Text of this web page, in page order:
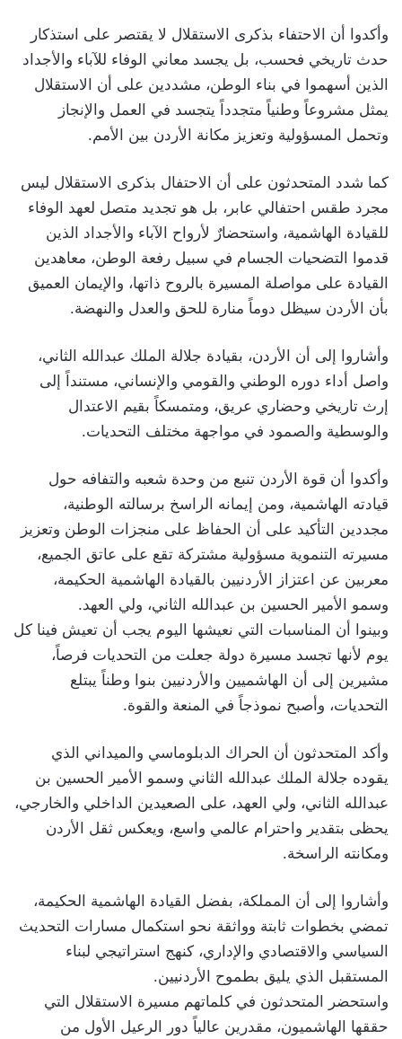
وأكدوا أن الاحتفاء بذكرى الاستقلال لا يقتصر على استذكار
حدث تاريخي فحسب، بل يجسد معاني الوفاء للآباء والأجداد
الذين أسهموا في بناء الوطن، مشددين على أن الاستقلال
يمثل مشروعاً وطنياً متجدداً يتجسد في العمل والإنجاز
وتحمل المسؤولية وتعزيز مكانة الأردن بين الأمم.
كما شدد المتحدثون على أن الاحتفال بذكرى الاستقلال ليس
مجرد طقس احتفالي عابر، بل هو تجديد متصل لعهد الوفاء
للقيادة الهاشمية، واستحضارٌ لأرواح الآباء والأجداد الذين
قدموا التضحيات الجسام في سبيل رفعة الوطن، معاهدين
القيادة على مواصلة المسيرة بالروح ذاتها، والإيمان العميق
بأن الأردن سيظل دوماً منارة للحق والعدل والنهضة.
وأشاروا إلى أن الأردن، بقيادة جلالة الملك عبدالله الثاني،
واصل أداء دوره الوطني والقومي والإنساني، مستنداً إلى
إرث تاريخي وحضاري عريق، ومتمسكاً بقيم الاعتدال
والوسطية والصمود في مواجهة مختلف التحديات.
وأكدوا أن قوة الأردن تنبع من وحدة شعبه والتفافه حول
قيادته الهاشمية، ومن إيمانه الراسخ برسالته الوطنية،
مجددين التأكيد على أن الحفاظ على منجزات الوطن وتعزيز
مسيرته التنموية مسؤولية مشتركة تقع على عاتق الجميع،
معربين عن اعتزاز الأردنيين بالقيادة الهاشمية الحكيمة،
وسمو الأمير الحسين بن عبدالله الثاني، ولي العهد.
وبينوا أن المناسبات التي نعيشها اليوم يجب أن تعيش فينا كل
يوم لأنها تجسد مسيرة دولة جعلت من التحديات فرصاً،
مشيرين إلى أن الهاشميين والأردنيين بنوا وطناً يبتلع
التحديات، وأصبح نموذجاً في المنعة والقوة.
وأكد المتحدثون أن الحراك الدبلوماسي والميداني الذي
يقوده جلالة الملك عبدالله الثاني وسمو الأمير الحسين بن
عبدالله الثاني، ولي العهد، على الصعيدين الداخلي والخارجي،
يحظى بتقدير واحترام عالمي واسع، ويعكس ثقل الأردن
ومكانته الراسخة.
وأشاروا إلى أن المملكة، بفضل القيادة الهاشمية الحكيمة،
تمضي بخطوات ثابتة وواثقة نحو استكمال مسارات التحديث
السياسي والاقتصادي والإداري، كنهج استراتيجي لبناء
المستقبل الذي يليق بطموح الأردنيين.
واستحضر المتحدثون في كلماتهم مسيرة الاستقلال التي
حققها الهاشميون، مقدرين عالياً دور الرعيل الأول من